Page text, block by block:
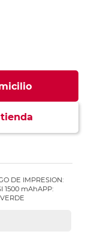
DE IMPRESION:
1500 mAhAPP: